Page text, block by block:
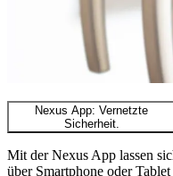
Nexus App: Vernetzte
Sicherheit.
Mit der Nexus App lassen
über Smartphone oder